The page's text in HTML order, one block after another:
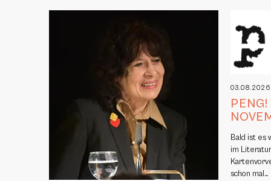
03.08.2026
Bald ist es
im
schon mal…